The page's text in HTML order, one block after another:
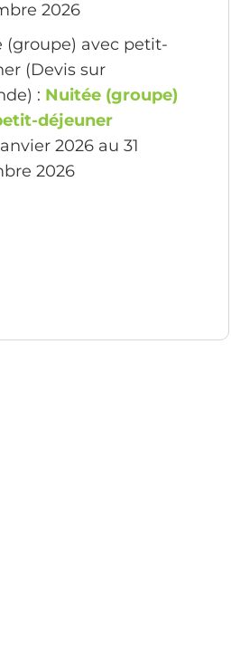
2026
(groupe) avec petit-
(Devis sur
: Nuitée (groupe)
déjeuner
2026 au 31
2026